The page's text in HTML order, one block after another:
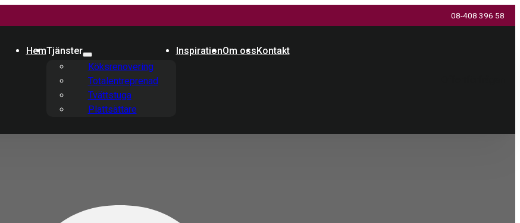
08-408 396 58
HemTjänster
Köksrenovering
Totalentreprenad
Tvättstuga
Plattsättare
InspirationOm ossKontakt